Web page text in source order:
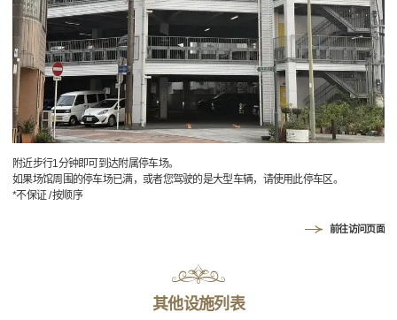
附近步行1分钟即可到达附属停车场。
如果场馆周围的停车场已满，或者您驾驶的是大型车辆，请使用此停车区。
*不保证 / 按顺序
前往访问页面
其他设施列表